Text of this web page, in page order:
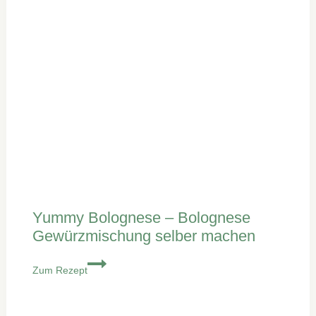
Yummy Bolognese – Bolognese
Gewürzmischung selber machen
Zum Rezept
Yummy